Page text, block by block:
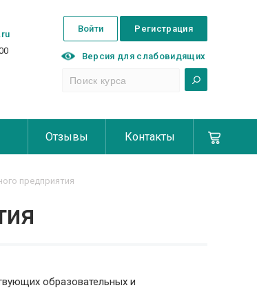
Регистрация
Войти
Версия для слабовидящих
Отзывы Контакты
предприятия
образовательных и